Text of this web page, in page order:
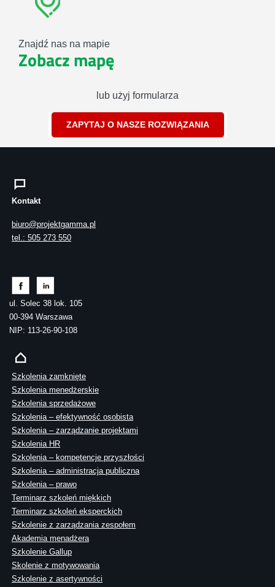
Znajdź nas na mapie
Zobacz mapę
lub użyj formularza
ZAPYTAJ O NASZE ROZWIĄZANIA
Kontakt
biuro@projektgamma.pl
tel.: 505 273 550
ul. Solec 38 lok. 105
00-394 Warszawa
NIP: 113-26-90-108
Szkolenia zamknięte
Szkolenia menedżerskie
Szkolenia sprzedażowe
Szkolenia – efektywność osobista
Szkolenia – zarządzanie projektami
Szkolenia HR
Szkolenia – kompetencje przyszłości
Szkolenia – administracja publiczna
Szkolenia – prawo
Terminarz szkoleń miękkich
Terminarz szkoleń eksperckich
Szkolenie z zarządzania zespołem
Akademia menadżera
Szkolenie Gallup
Skolenie z motywowania
Szkolenie z asertywności